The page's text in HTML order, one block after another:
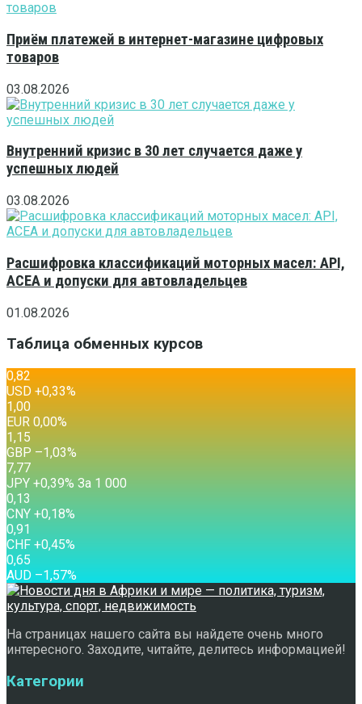
Приём платежей в интернет-магазине цифровых
товаров
03.08.2026
Внутренний кризис в 30 лет случается даже у
успешных людей
03.08.2026
Расшифровка классификаций моторных масел: API,
ACEA и допуски для автовладельцев
01.08.2026
Таблица обменных курсов
0,82
USD +0,33%
1,00
EUR 0,00%
1,15
GBP –1,03%
7,77
JPY +0,39% За 1 000
0,13
CNY +0,18%
0,91
CHF +0,45%
0,65
AUD –1,57%
На страницах нашего сайта вы найдете очень много
интересного. Заходите, читайте, делитесь информацией!
Категории